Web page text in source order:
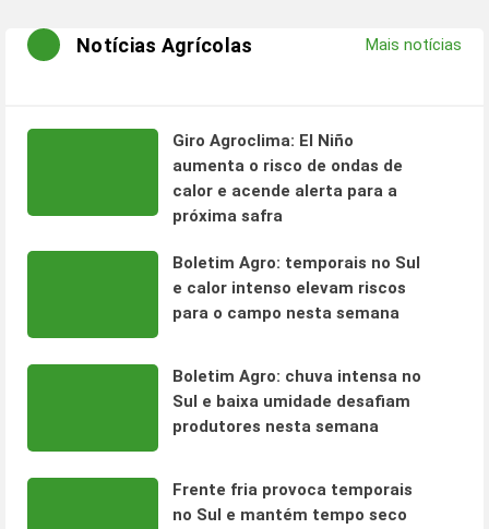
Notícias Agrícolas Mais notícias
Giro Agroclima: El Niño
aumenta o risco de ondas de
calor e acende alerta para a
próxima safra
Boletim Agro: temporais no Sul
e calor intenso elevam riscos
para o campo nesta semana
Boletim Agro: chuva intensa no
Sul e baixa umidade desafiam
produtores nesta semana
Frente fria provoca temporais
no Sul e mantém tempo seco